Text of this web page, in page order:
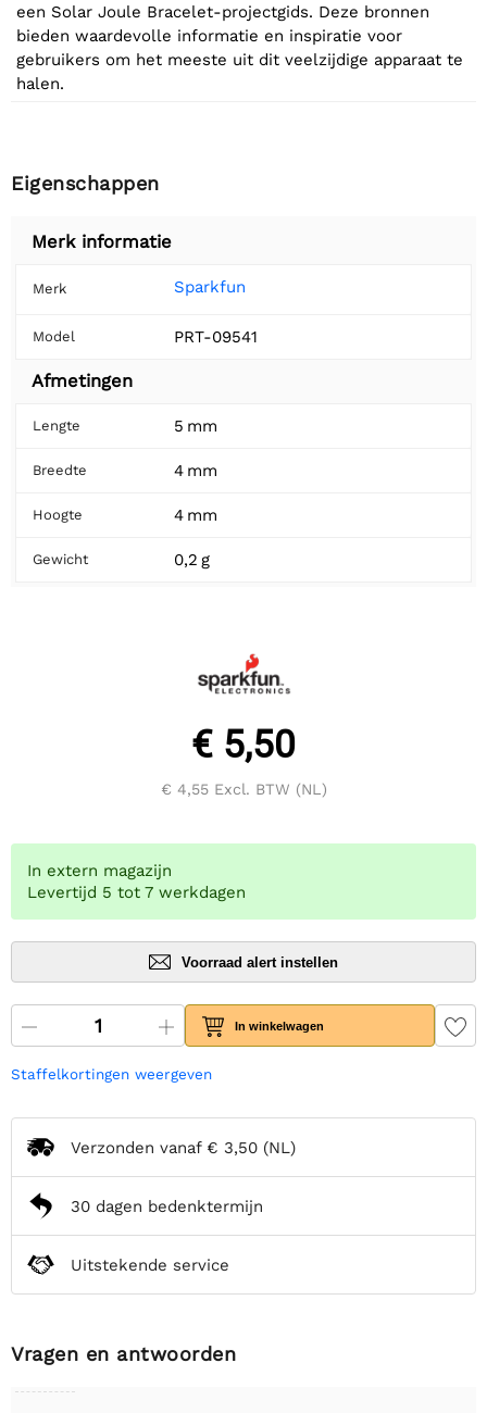
een Solar Joule Bracelet-projectgids. Deze bronnen
bieden waardevolle informatie en inspiratie voor
gebruikers om het meeste uit dit veelzijdige apparaat te
halen.
Eigenschappen
Merk informatie
Merk Sparkfun
Model PRT-09541
Afmetingen
Lengte 5 mm
Breedte 4 mm
Hoogte 4 mm
Gewicht 0,2 g
€ 5,50
€ 4,55Excl. BTW (NL)
In extern magazijn
Levertijd 5 tot 7 werkdagen
Voorraad alert instellen
In winkelwagen
Staffelkortingen weergeven
Verzonden vanaf € 3,50 (NL)
30 dagen bedenktermijn
Uitstekende service
Vragen en antwoorden